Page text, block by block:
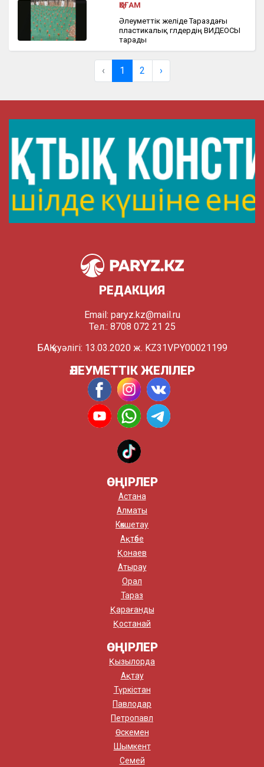
ҚОҒАМ
Әлеуметтік желіде Тараздағы
пластикалық гүлдердің ВИДЕОСЫ
тарады
‹ 1 2 ›
РЕДАКЦИЯ
Email: paryz.kz@mail.ru
Тел.: 8708 072 21 25
БАҚ куәлігі: 13.03.2020 ж. KZ31VPY00021199
ӘЛЕУМЕТТІК ЖЕЛІЛЕР
ӨҢІРЛЕР
Астана
Алматы
Көкшетау
Ақтөбе
Қонаев
Атырау
Орал
Тараз
Қарағанды
Қостанай
ӨҢІРЛЕР
Қызылорда
Ақтау
Түркістан
Павлодар
Петропавл
Өскемен
Шымкент
Семей